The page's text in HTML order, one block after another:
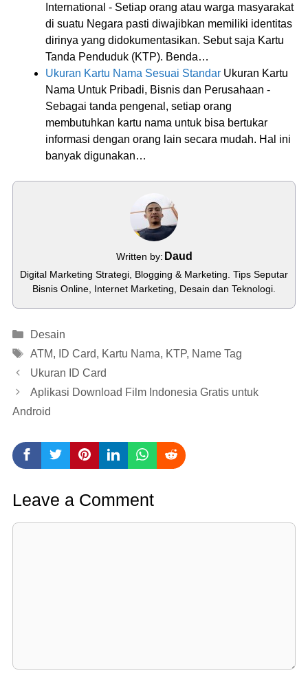
International - Setiap orang atau warga masyarakat
di suatu Negara pasti diwajibkan memiliki identitas
dirinya yang didokumentasikan. Sebut saja Kartu
Tanda Penduduk (KTP). Benda…
Ukuran Kartu Nama Sesuai Standar Ukuran Kartu
Nama Untuk Pribadi, Bisnis dan Perusahaan -
Sebagai tanda pengenal, setiap orang
membutuhkan kartu nama untuk bisa bertukar
informasi dengan orang lain secara mudah. Hal ini
banyak digunakan…
Written by: Daud
Digital Marketing Strategi, Blogging & Marketing. Tips Seputar
Bisnis Online, Internet Marketing, Desain dan Teknologi.
Categories
Desain
Tags
ATM, ID Card, Kartu Nama, KTP, Name Tag
Ukuran ID Card
Aplikasi Download Film Indonesia Gratis untuk
Android
Leave a Comment
Comment